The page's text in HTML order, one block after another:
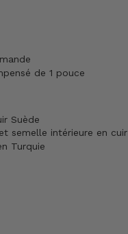
de 1 pouce
Suède
semelle intérieure en cuir
Turquie